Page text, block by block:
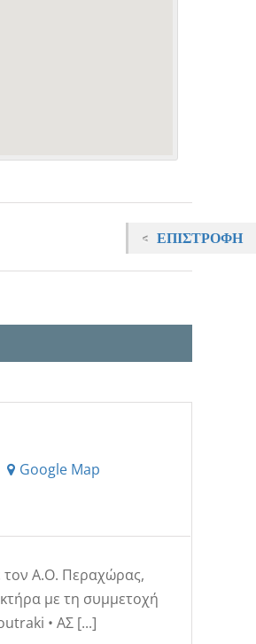
Google Map
τον Α.Ο. Περαχώρας,
με τη συμμετοχή
• ΑΣ [...]
ΕΠΙΣΤΡΟΦΉ